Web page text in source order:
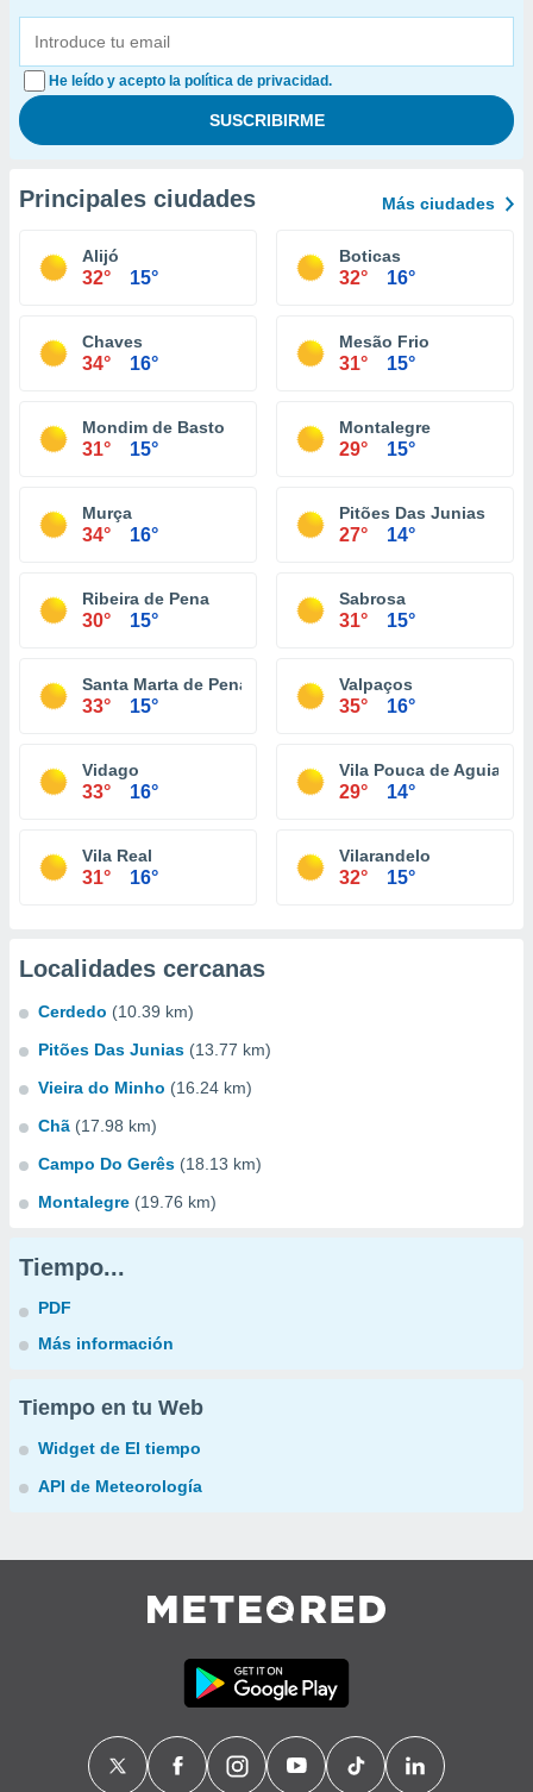
He leído y acepto la política de privacidad.
Principales ciudades Más ciudades
Alijó
32° 15°
Boticas
32° 16°
Chaves
34° 16°
Mesão Frio
31° 15°
Mondim de Basto
31° 15°
Montalegre
29° 15°
Murça
34° 16°
Pitões Das Junias
27° 14°
Ribeira de Pena
30° 15°
Sabrosa
31° 15°
Santa Marta de Penaguião
33° 15°
Valpaços
35° 16°
Vidago
33° 16°
Vila Pouca de Aguiar
29° 14°
Vila Real
31° 16°
Vilarandelo
32° 15°
Localidades cercanas
Cerdedo (10.39 km)
Pitões Das Junias (13.77 km)
Vieira do Minho (16.24 km)
Chã (17.98 km)
Campo Do Gerês (18.13 km)
Montalegre (19.76 km)
Tiempo...
PDF
Más información
Tiempo en tu Web
Widget de El tiempo
API de Meteorología